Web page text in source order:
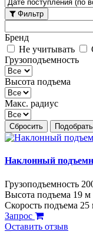
Фильтр
Бренд
Не учитывать
Грузоподъемность
Высота подъема
Макс. радиус
Сбросить Подобрать
Наклонный
Грузоподъемность
Высота подъема 19 м
Скорость подъема
Запрос
Оставить отзыв